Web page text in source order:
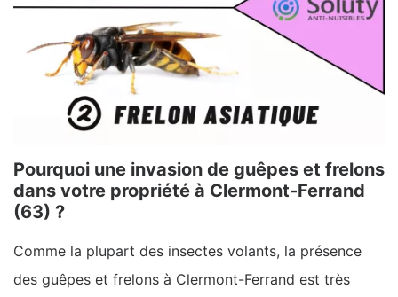
Pourquoi une invasion de guêpes et frelons
dans votre propriété à Clermont-Ferrand
(63) ?
Comme la plupart des insectes volants, la présence
des guêpes et frelons à Clermont-Ferrand est très